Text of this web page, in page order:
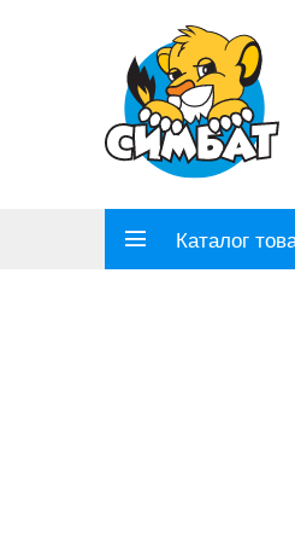
Каталог